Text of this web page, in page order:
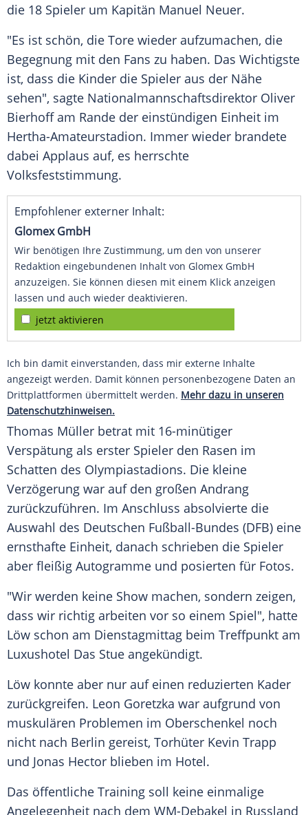
die 18 Spieler um Kapitän Manuel Neuer.
"Es ist schön, die Tore wieder aufzumachen, die
Begegnung mit den Fans zu haben. Das Wichtigste
ist, dass die Kinder die Spieler aus der Nähe
sehen", sagte Nationalmannschaftsdirektor Oliver
Bierhoffam Rande der einstündigen Einheit im
Hertha-Amateurstadion. Immer wieder brandete
dabei Applaus auf, es herrschte
Volksfeststimmung.
Empfohlener externer Inhalt:
Glomex GmbH
Wir benötigen Ihre Zustimmung, um den von unserer
Redaktion eingebundenen Inhalt von Glomex GmbH
anzuzeigen. Sie können diesen mit einem Klick anzeigen
lassen und auch wieder deaktivieren.
jetzt aktivieren
Ich bin damit einverstanden, dass mir externe Inhalte
angezeigt werden. Damit können personenbezogene Daten an
Drittplattformen übermittelt werden. Mehr dazu in unseren
Datenschutzhinweisen.
Thomas Müller betrat mit 16-minütiger
Verspätung als erster Spieler den Rasen im
Schatten des Olympiastadions. Die kleine
Verzögerung war auf den großen Andrang
zurückzuführen. Im Anschluss absolvierte die
Auswahl des Deutschen Fußball-Bundes (DFB) eine
ernsthafte Einheit, danach schrieben die Spieler
aber fleißig Autogramme und posierten für Fotos.
"Wir werden keine Show machen, sondern zeigen,
dass wir richtig arbeiten vor so einem Spiel", hatte
Löw schon am Dienstagmittag beim Treffpunkt am
Luxushotel Das Stue angekündigt.
Löw konnte aber nur auf einen reduzierten Kader
zurückgreifen. Leon Goretzka war aufgrund von
muskulären Problemen im Oberschenkel noch
nicht nach Berlin gereist, Torhüter Kevin Trapp
und Jonas Hector blieben im Hotel.
Das öffentliche Training soll keine einmalige
Angelegenheit nach dem WM-Debakel in Russland